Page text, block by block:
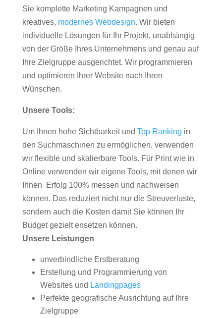
Sie komplette Marketing Kampagnen und
kreatives, modernes Webdesign. Wir bieten
individuelle Lösungen für Ihr Projekt, unabhängig
von der Größe Ihres Unternehmens und genau auf
Ihre Zielgruppe ausgerichtet. Wir programmieren
und optimieren Ihrer Website nach Ihren
Wünschen.
Unsere Tools:
Um Ihnen hohe Sichtbarkeit und Top Ranking in
den Suchmaschinen zu ermöglichen, verwenden
wir flexible und skalierbare Tools. Für Print wie in
Online verwenden wir eigene Tools, mit denen wir
Ihnen Erfolg 100% messen und nachweisen
können. Das reduziert nicht nur die Streuverluste,
sondern auch die Kosten damit Sie können Ihr
Budget gezielt ensetzen können.
Unsere Leistungen
unverbindliche Erstberatung
Erstellung und Programmierung von
Websites und Landingpages
Perfekte geografische Ausrichtung auf Ihre
Zielgruppe